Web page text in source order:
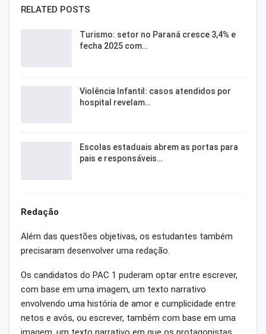
RELATED POSTS
Turismo: setor no Paraná cresce 3,4% e
fecha 2025 com…
Violência Infantil: casos atendidos por
hospital revelam…
Escolas estaduais abrem as portas para
pais e responsáveis…
Redação
Além das questões objetivas, os estudantes também
precisaram desenvolver uma redação.
Os candidatos do PAC 1 puderam optar entre escrever,
com base em uma imagem, um texto narrativo
envolvendo uma história de amor e cumplicidade entre
netos e avós, ou escrever, também com base em uma